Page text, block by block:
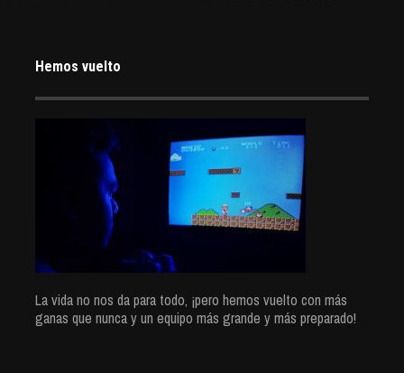
Hemos vuelto
La vida no nos da para todo, ¡pero hemos vuelto con más
ganas que nunca y un equipo más grande y más preparado!